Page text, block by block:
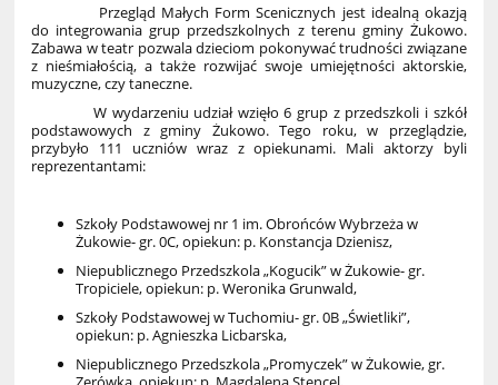
Przegląd Małych Form Scenicznych jest idealną okazją
do integrowania grup przedszkolnych z terenu gminy Żukowo.
Zabawa w teatr pozwala dzieciom pokonywać trudności związane
z nieśmiałością, a także rozwijać swoje umiejętności aktorskie,
muzyczne, czy taneczne.
W wydarzeniu udział wzięło 6 grup z przedszkoli i szkół
podstawowych z gminy Żukowo. Tego roku, w przeglądzie,
przybyło 111 uczniów wraz z opiekunami. Mali aktorzy byli
reprezentantami:
Szkoły Podstawowej nr 1 im. Obrońców Wybrzeża w
Żukowie- gr. 0C, opiekun: p. Konstancja Dzienisz,
Niepublicznego Przedszkola „Kogucik” w Żukowie- gr.
Tropiciele, opiekun: p. Weronika Grunwald,
Szkoły Podstawowej w Tuchomiu- gr. 0B „Świetliki”,
opiekun: p. Agnieszka Licbarska,
Niepublicznego Przedszkola „Promyczek” w Żukowie, gr.